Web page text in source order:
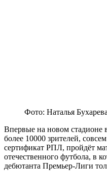
Фото: Наталья
Впервые на новом стадионе
более 10000 зрителей,
сертификат РПЛ, пройдёт
отечественного футбола, в
дебютанта Премьер-Лиги